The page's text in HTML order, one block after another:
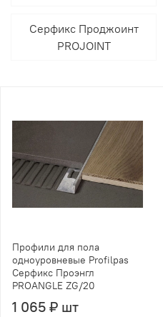
Серфикс Проджоинт
PROJOINT
Профили для пола
одноуровневые Profilpas
Серфикс Проэнгл
PROANGLE ZG/20
1 065 ₽ шт